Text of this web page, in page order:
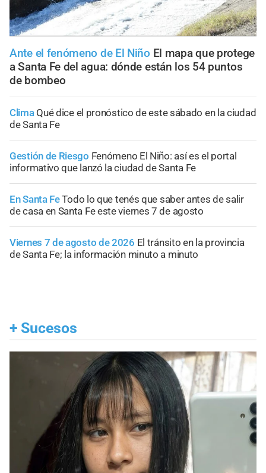
Ante el fenómeno de El Niño El mapa que protege
a Santa Fe del agua: dónde están los 54 puntos
de bombeo
Clima Qué dice el pronóstico de este sábado en la ciudad
de Santa Fe
Gestión de Riesgo Fenómeno El Niño: así es el portal
informativo que lanzó la ciudad de Santa Fe
En Santa FeTodo lo que tenés que saber antes de salir
de casa en Santa Fe este viernes 7 de agosto
Viernes 7 de agosto de 2026 El tránsito en la provincia
de Santa Fe; la información minuto a minuto
+ Sucesos